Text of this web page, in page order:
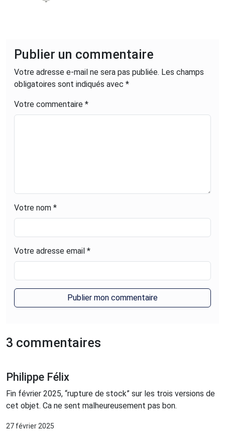
Publier un commentaire
Votre adresse e-mail ne sera pas publiée. Les champs
obligatoires sont indiqués avec *
Votre commentaire *
Votre nom *
Votre adresse email *
3 commentaires
Philippe Félix
Fin février 2025, “rupture de stock” sur les trois versions de
cet objet. Ca ne sent malheureusement pas bon.
27 février 2025